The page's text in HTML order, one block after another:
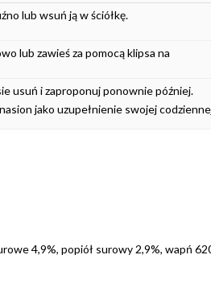
lub wsuń ją w ściółkę.
lub zawieś za pomocą klipsa na
usuń i zaproponuj ponownie później.
jako uzupełnienie swojej
4,9%, popiół surowy 2,9%, wapń